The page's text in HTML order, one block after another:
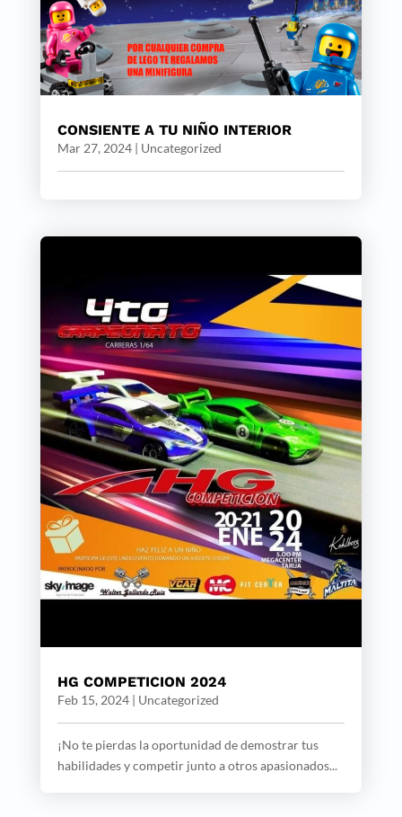
CONSIENTE A TU NIÑO INTERIOR
Mar 27, 2024| Uncategorized
HG COMPETICION 2024
Feb 15, 2024| Uncategorized
¡No te pierdas la oportunidad de demostrar tus
habilidades y competir junto a otros apasionados...